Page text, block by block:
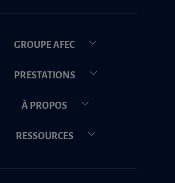
GROUPE AFEC
PRESTATIONS
À PROPOS
RESSOURCES